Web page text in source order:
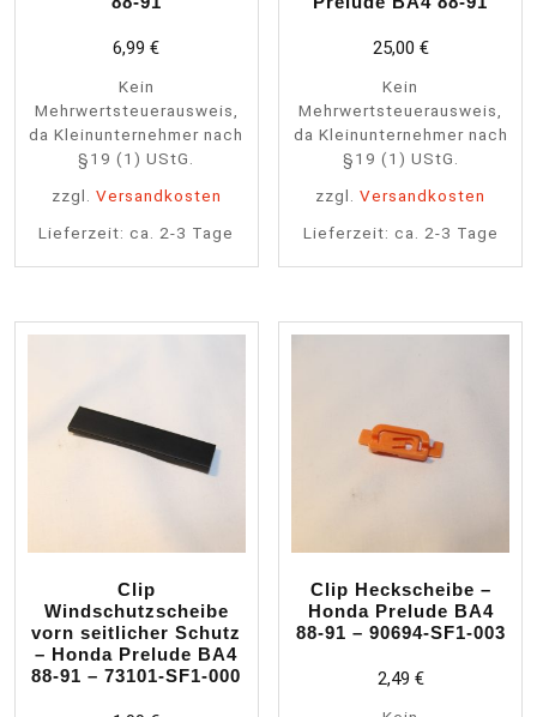
6,99€
Kein
Mehrwertsteuerausweis,
da Kleinunternehmer nach
§19 (1) UStG.
zzgl. Versandkosten
Lieferzeit:ca. 2-3 Tage
25,00 €
Kein
Mehrwertsteuerausweis,
da Kleinunternehmer nach
§19 (1) UStG.
zzgl.Versandkosten
Lieferzeit: ca. 2-3 Tage
Clip
Windschutzscheibe
vorn seitlicher Schutz
– Honda Prelude BA4
88-91 – 73101-SF1-000
Clip Heckscheibe –
Honda Prelude BA4
88-91 – 90694-SF1-003
2,49 €